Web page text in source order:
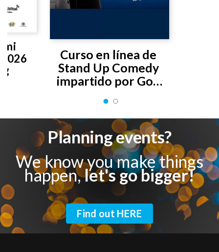
Curso en línea de
Stand Up Comedy
impartido por Gon
mi
Planning events?
We know you make things
happen,let's go bigger!
Find out HERE